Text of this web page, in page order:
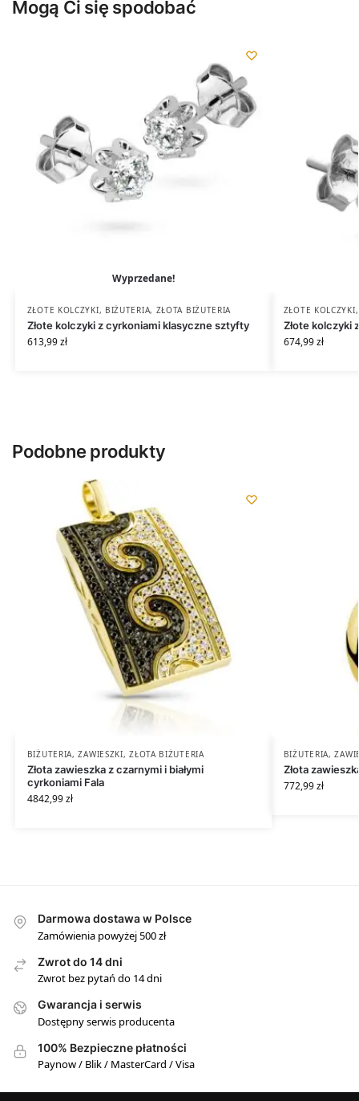
Mogą Ci się spodobać
Wyprzedane!
ZŁOTE KOLCZYKI, BIŻUTERIA, ZŁOTA BIŻUTERIA
Złote kolczyki z cyrkoniami klasyczne sztyfty
613,99zł
ZŁOTE KOLCZYKI
Złote kolczyki
674,99zł
Podobne produkty
BIŻUTERIA,ZAWIESZKI,ZŁOTA BIŻUTERIA
Złota zawieszka z czarnymi i białymi
cyrkoniami Fala
4842,99zł
BIŻUTERIA,
Złota
772,99zł
Darmowa dostawa w Polsce
Zamówienia powyżej 500 zł
Zwrot do 14 dni
Zwrot bez pytań do 14 dni
Gwarancja i serwis
Dostępny serwis producenta
100% Bezpieczne płatności
Paynow / Blik / MasterCard / Visa